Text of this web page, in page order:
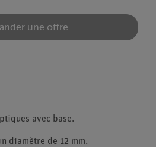
une offre
avec base.
diamètre de 12 mm.